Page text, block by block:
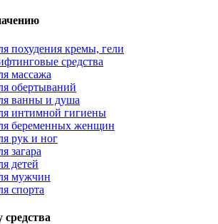
похудения кремы, гели
средства
массажа
обертываний
ванны и душа
интимной гигиены
беременных женщин
рук и ног
загара
детей
мужчин
спорта
средства